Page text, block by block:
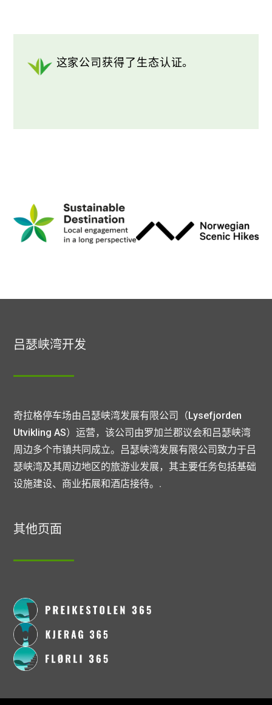
这家公司获得了生态认证。
吕瑟峡湾开发
奇拉格停车场由吕瑟峡湾发展有限公司（Lysefjorden
Utvikling AS）运营，该公司由罗加兰郡议会和吕瑟峡湾
周边多个市镇共同成立。吕瑟峡湾发展有限公司致力于吕
瑟峡湾及其周边地区的旅游业发展，其主要任务包括基础
设施建设、商业拓展和酒店接待。.
其他页面